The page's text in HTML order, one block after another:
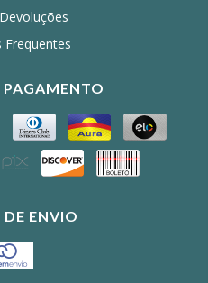
Frequentes
PAGAMENTO
ENVIO